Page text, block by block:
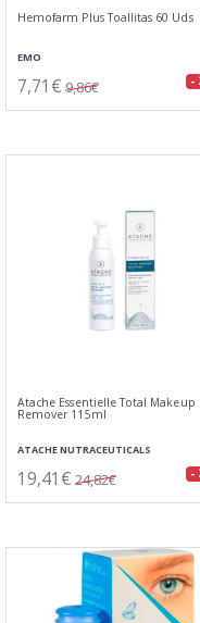
Hemofarm Plus Toallitas 60 Uds
EMO
7,71€ 9,86€ -
Atache Essentielle Total Makeup
Remover 115ml
ATACHE NUTRACEUTICALS
19,41€ 24,82€ -